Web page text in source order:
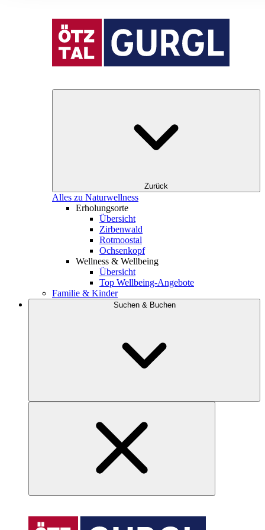
Zurück
Alles zu Naturwellness
Erholungsorte
Übersicht
Zirbenwald
Rotmoostal
Ochsenkopf
Wellness & Wellbeing
Übersicht
Top Wellbeing-Angebote
Familie & Kinder
Suchen & Buchen